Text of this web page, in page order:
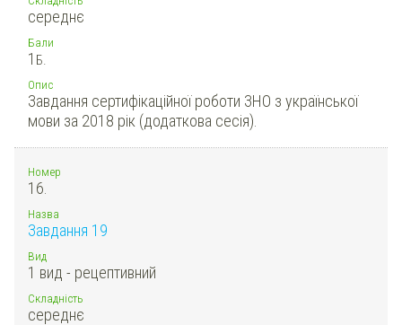
середнє
Бали
1 Б.
Опис
Завдання сертифікаційної роботи ЗНО з української
мови за 2018 рік (додаткова сесія).
Номер
16.
Назва
Завдання 19
Вид
1 вид - рецептивний
Складність
середнє